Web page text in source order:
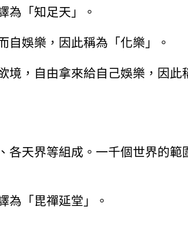
為「知足天」。
自娛樂，因此稱為「化樂」。
境，自由拿來給自己娛樂，因此
各天界等組成。一千個世界的範
為「毘禪延堂」。